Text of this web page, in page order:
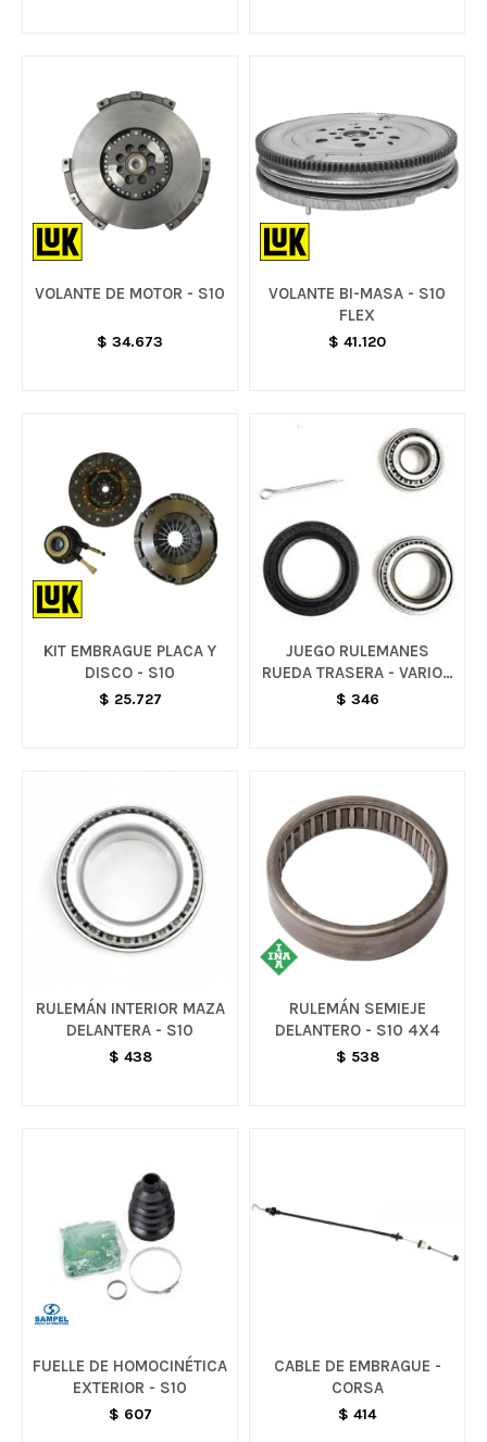
VOLANTE DE MOTOR - S10
$ 34.673
VOLANTE BI-MASA - S10
FLEX
$ 41.120
KIT EMBRAGUE PLACA Y
DISCO - S10
$ 25.727
JUEGO RULEMANES
RUEDA TRASERA - VARIOS
MODELOS
$ 346
RULEMÁN INTERIOR MAZA
DELANTERA - S10
$ 438
RULEMÁN SEMIEJE
DELANTERO - S10 4X4
$ 538
FUELLE DE HOMOCINÉTICA
EXTERIOR - S10
$ 607
CABLE DE EMBRAGUE -
CORSA
$ 414